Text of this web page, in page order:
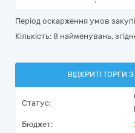
Період оскарження умов
Кількість: 8 найменувань,
ВІДКРИТІ
Статус:
Бюджет: